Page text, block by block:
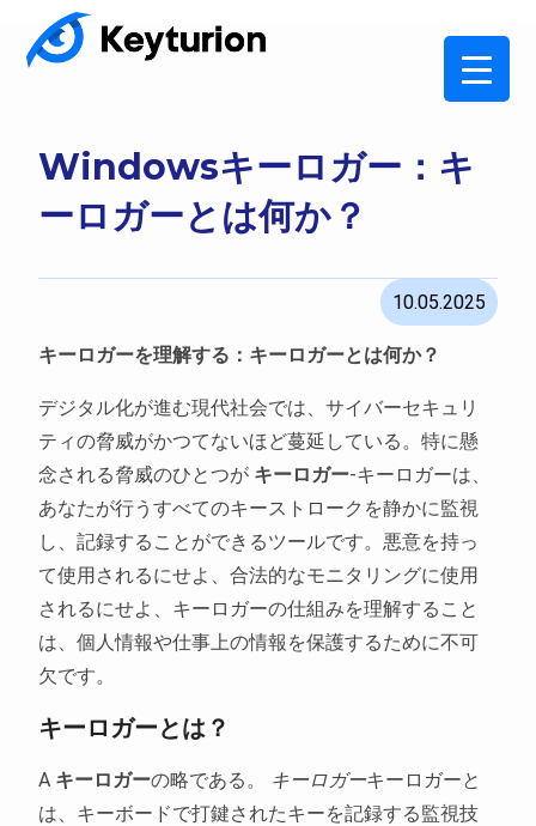
Windowsキーロガー：キ
ーロガーとは何か？
10.05.2025
キーロガーを理解する：キーロガーとは何か？
デジタル化が進む現代社会では、サイバーセキュリ
ティの脅威がかつてないほど蔓延している。特に懸
念される脅威のひとつが キーロガー-キーロガーは、
あなたが行うすべてのキーストロークを静かに監視
し、記録することができるツールです。悪意を持っ
て使用されるにせよ、合法的なモニタリングに使用
されるにせよ、キーロガーの仕組みを理解すること
は、個人情報や仕事上の情報を保護するために不可
欠です。
キーロガーとは？
A キーロガーの略である。 キーロガーキーロガーと
は、キーボードで打鍵されたキーを記録する監視技